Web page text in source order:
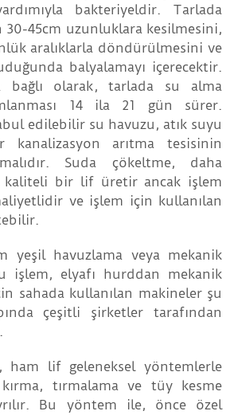
bakteriyeldir. Tarlada
30-45cm uzunluklara kesilmesini,
aralıklarla döndürülmesini ve
balyalamayı içerecektir.
bağlı olarak, tarlada su alma
14 ila 21 gün sürer.
edilebilir su havuzu, atık suyu
kanalizasyon arıtma tesisinin
Suda çökeltme, daha
kaliteli bir lif üretir ancak işlem
ve işlem için kullanılan
yeşil havuzlama veya mekanik
işlem, elyafı hurddan mekanik
sahada kullanılan makineler şu
çeşitli şirketler tarafından
ham lif geleneksel yöntemlerle
tırmalama ve tüy kesme
Bu yöntem ile, önce özel